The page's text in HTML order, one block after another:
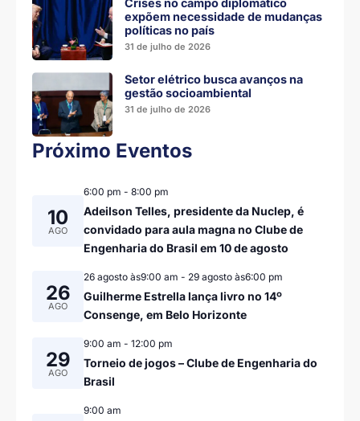
Crises no campo diplomático
expõem necessidade de mudanças
políticas no país
31 de julho de 2026
Setor elétrico busca avanços na
gestão socioambiental
31 de julho de 2026
Próximo Eventos
AGO
10
6:00 pm - 8:00 pm
Adeilson Telles, presidente da Nuclep, é
convidado para aula magna no Clube de
Engenharia do Brasil em 10 de agosto
AGO
26
26 agosto às9:00 am - 29 agosto às6:00 pm
Guilherme Estrella lança livro no 14º
Consenge, em Belo Horizonte
AGO
29
9:00 am - 12:00 pm
Torneio de jogos – Clube de Engenharia do
Brasil
9:00 am